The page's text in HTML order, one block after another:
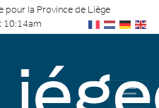
la Province de Liège
10:14am